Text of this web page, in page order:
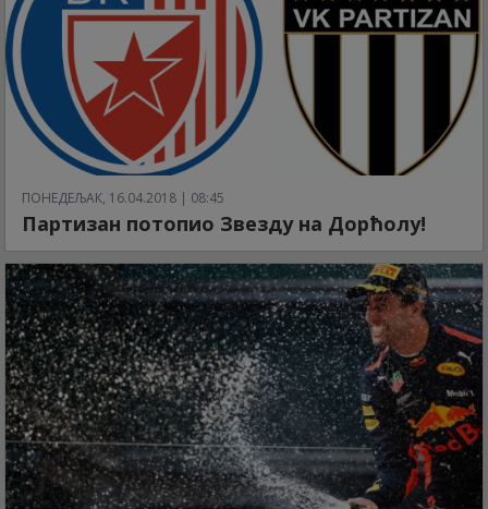
ПОНЕДЕЉАК, 16.04.2018 | 08:45
Партизан потопио Звезду на Дорћолу!